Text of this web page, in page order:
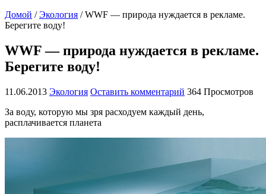
Домой / Экология / WWF — природа нуждается в рекламе.
Берегите воду!
WWF — природа нуждается в рекламе.
Берегите воду!
11.06.2013 Экология Оставить комментарий 364 Просмотров
За воду, которую мы зря расходуем каждый день,
расплачивается планета